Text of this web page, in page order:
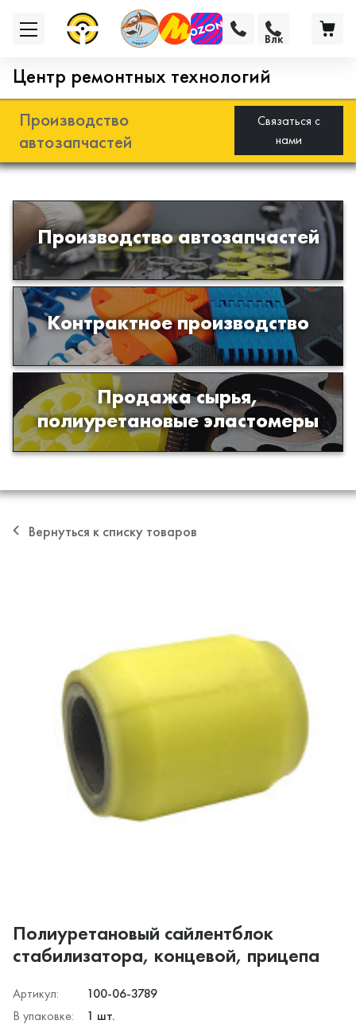
Центр ремонтных технологий
Производство
автозапчастей
Связаться с
нами
Производство автозапчастей
Разработка и производство деталей
из эластомеров для подвески
автомобиля
Контрактное производство
Производство изделий из пластиков
и полимеров по образцам либо
чертежам заказчика
Продажа сырья,
полиуретановые эластомеры
Продажа сырья для производства
изделий из полиуретана
Влк
Вернуться к списку товаров
Полиуретановый сайлентблок
стабилизатора, концевой, прицепа
Артикул:
100-06-3789
В упаковке:
1 шт.